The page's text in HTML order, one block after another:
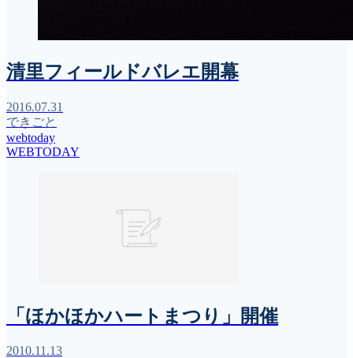
清里フィールドバレエ開幕
2016.07.31
できごと
webtoday
WEBTODAY
「ほかほかハートまつり」開催
2010.11.13